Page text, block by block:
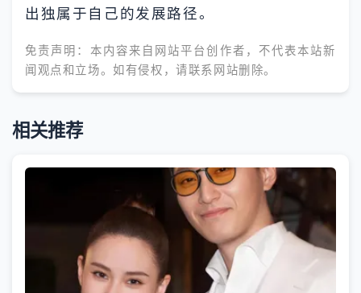
出独属于自己的发展路径。
免责声明：本内容来自网站平台创作者，不代表本站新
闻观点和立场。如有侵权，请联系网站删除。
相关推荐